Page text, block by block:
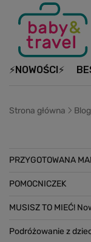
⚡NOWOŚCI⚡
Strona główna Blog
PRZYGOTOWANA
POMOCNICZEK
MUSISZ TO MIEĆ!
Podróżowanie z